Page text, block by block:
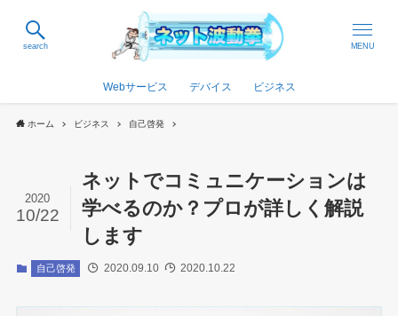
search MENU
Webサービス デバイス ビジネス
ホーム ビジネス 自己啓発
ネットでコミュニケーションは
学べるのか？プロが詳しく解説
します
2020
10/22
自己啓発 2020.09.10 2020.10.22